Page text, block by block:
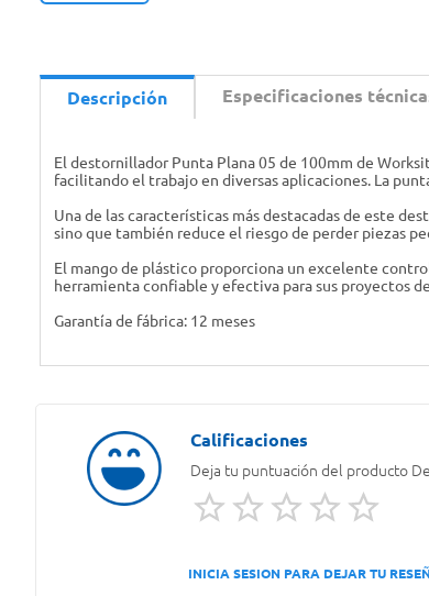
Descripción Especificaciones
El destornillador Punta Plana 05 de 100mm de
facilitando el trabajo en diversas aplicaciones. La
Una de las características más destacadas de este
sino que también reduce el riesgo de perder piezas
El mango de plástico proporciona un excelente
herramienta confiable y efectiva para sus proyectos
Garantía de fábrica: 12 meses
Deja tu puntuación del producto
INICIA SESION PARA DEJAR TU